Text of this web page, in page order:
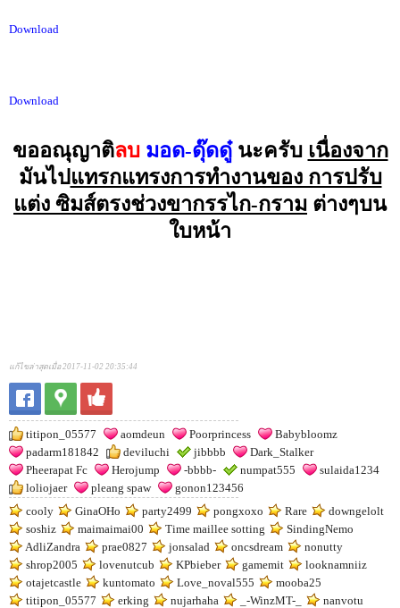
Download
Download
ขออณุญาติลบ มอด-ดุ๊ดดู๋นะครับ เนื่องจาก
มันไปแทรกแทรงการทำงานของ การปรับ
แต่ง ซิมส์ตรงช่วงขากรรไก-กราม ต่างๆบน
ใบหน้า
แก้ไขล่าสุดเมื่อ 2017-11-02 20:35:44
titipon_05577 aomdeun Poorprincess
Babybloomz
padarm181842
deviluchi jibbbb
Dark_Stalker
Pheerapat Fc
Herojump -bbbb- numpat555
sulaida1234
loliojaer
pleang spaw
gonon123456
cooly
GinaOHo party2499 pongxoxo Rare
downgelolt
soshiz
maimaimai00 Time maillee sotting
SindingNemo
AdliZandra
prae0827 jonsalad oncsdream
nonutty
shrop2005
lovenutcub KPbieber gamemit
looknamniiz
otajetcastle
kuntomato Love_noval555
mooba25
titipon_05577
erking nujarhaha _-WinzMT-_
nanvotu